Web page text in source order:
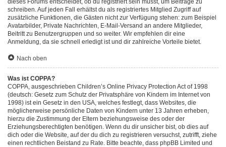
dieses Forums entscheidet, ob du registriert sein musst, um Beiträge zu
schreiben. Auf jeden Fall erhältst du als registriertes Mitglied Zugriff auf
zusätzliche Funktionen, die Gästen nicht zur Verfügung stehen: zum Beispiel
Avatarbilder, Private Nachrichten, E-Mail-Versand an andere Mitglieder,
Beitritt zu Benutzergruppen und so weiter. Wir empfehlen dir eine
Anmeldung, da sie schnell erledigt ist und dir zahlreiche Vorteile bietet.
Nach oben
Was ist COPPA?
COPPA, ausgeschrieben Children’s Online Privacy Protection Act of 1998
(deutsch: Gesetz zum Schutz der Privatsphäre von Kindern im Internet von
1998) ist ein Gesetz in den USA, welches festlegt, dass Websites, die
möglicherweise persönliche Daten von Kindern unter 13 Jahren erheben,
hierzu die Zustimmung der Eltern beziehungsweise des oder der
Erziehungsberechtigten benötigen. Wenn du dir unsicher bist, ob dies auf
dich oder die Website, auf der du dich zu registrieren versuchst, zutrifft, ziehe
einen rechtlichen Beistand zu Rate. Bitte beachte, dass phpBB Limited und